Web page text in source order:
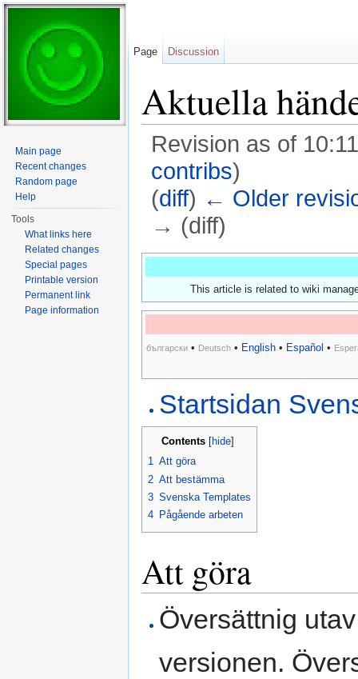
Aktuella
Revision as of
contribs)
(diff) ← Older
→ (diff)
This article is related to wiki
български • Deutsch • English • Español •
Startsidan
Contents hide
1 Att göra
2 Att bestämma
3 Svenska Templates
4 Pågående arbeten
Att göra
Översättnig
versionen.
Page Discussion
Main page
Recent changes
Random page
Help
Tools
What links here
Related changes
Special pages
Printable version
Permanent link
Page information